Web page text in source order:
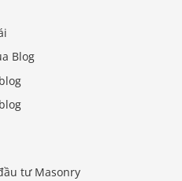
Blog
tư Masonry